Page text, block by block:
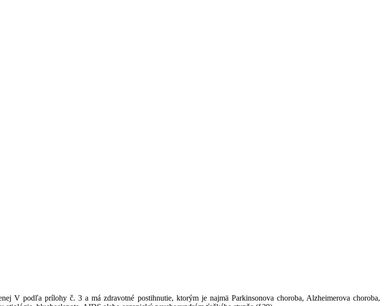
V podľa prílohy č. 3 a má zdravotné postihnutie, ktorým je najmä Parkinsonova choroba, Alzheimerova choroba,